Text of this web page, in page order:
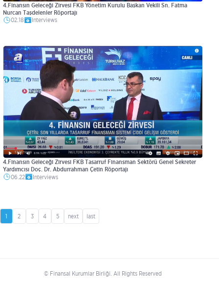
4.Finansın Geleceği Zirvesi FKB Yönetim Kurulu Başkan Vekili Sn. Fatma
Nurcan Taşdelenler Röportajı
02.18
Interviews
4.Finansın Geleceği Zirvesi FKB Tasarruf Finansman Sektörü Genel Sekreter
Yardımcısı Doç. Dr. Abdurrahman Çetin Röportajı
06.22
Interviews
1 2 3 4 5 next last
© Finansal Kurumlar Birliği. All Rights Reserved